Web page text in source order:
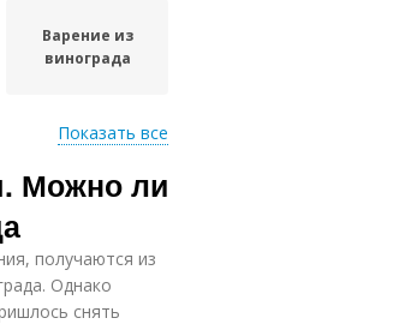
Варение из
винограда
болезней и
Вкусный
виноград
Показать все
Можно ли
получаются из
Однако
снять